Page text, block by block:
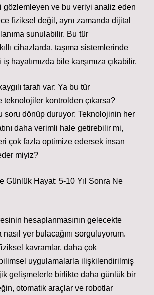
gözlemleyen ve bu veriyi analiz eden
fiziksel değil, aynı zamanda dijital
sunulabilir. Bu tür
cihazlarda, taşıma sistemlerinde
hayatımızda bile karşımıza çıkabilir.
tarafı var: Ya bu tür
teknolojiler kontrolden çıkarsa?
soru dönüp duruyor: Teknolojinin her
daha verimli hale getirebilir mi,
çok fazla optimize edersek insan
miyiz?
Günlük Hayat: 5-10 Yıl Sonra Ne
hesaplanmasının gelecekte
yer bulacağını sorguluyorum.
kavramlar, daha çok
uygulamalarla ilişkilendirilmiş
gelişmelerle birlikte daha günlük bir
otomatik araçlar ve robotlar